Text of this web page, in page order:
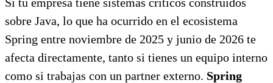
sobre Java, lo que ha ocurrido en el ecosistema
Spring entre noviembre de 2025 y junio de 2026 te
afecta directamente, tanto si tienes un equipo interno
como si trabajas con un partner externo. Spring